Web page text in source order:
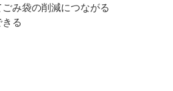
み袋の削減につながる
る